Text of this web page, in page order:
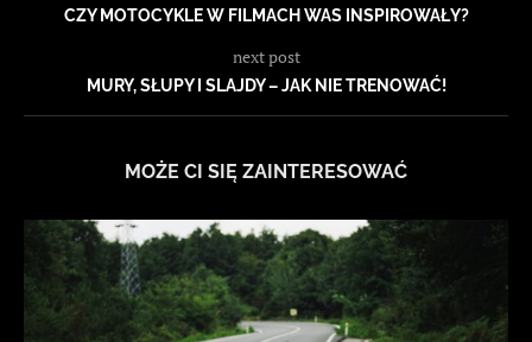
CZY MOTOCYKLE W FILMACH WAS INSPIROWAŁY?
next post
MURY, SŁUPY I SLAJDY – JAK NIE TRENOWAĆ!
MOŻE CI SIĘ ZAINTERESOWAĆ